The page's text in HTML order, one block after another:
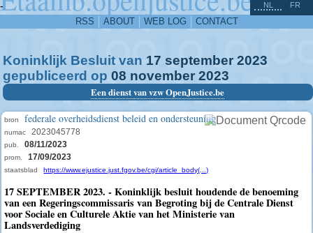
-
RSS ABOUT WEB LOG CONTACT
NL FR
Koninklijk Besluit van 17 september 2023
gepubliceerd op 08 november 2023
Een dienst van vzw OpenJustice.be
bron federale overheidsdienst beleid en ondersteuning
numac 2023045778
pub. 08/11/2023
prom. 17/09/2023
staatsblad https://www.ejustice.just.fgov.be/cgi/article_body(...)
17 SEPTEMBER 2023. - Koninklijk besluit houdende de benoeming
van een Regeringscommissaris van Begroting bij de Centrale Dienst
voor Sociale en Culturele Aktie van het Ministerie van
Landsverdediging
^